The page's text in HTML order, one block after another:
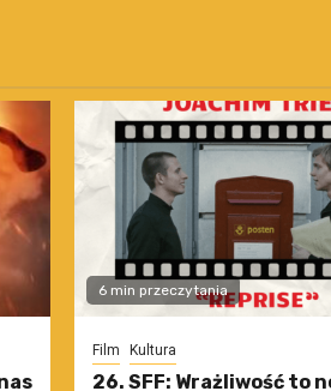
6 min przeczytania
Film Kultura
26. SFF: Wrażliwość to